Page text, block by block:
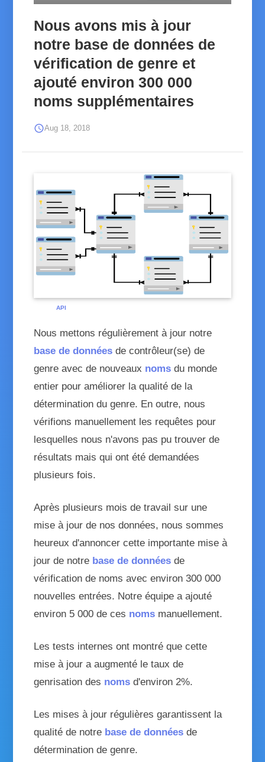
Nous avons mis à jour
notre base de données de
vérification de genre et
ajouté environ 300 000
noms supplémentaires
scheduleAug 18, 2018
GenderAPI
Nous mettons régulièrement à jour notre
base de données decontrôleur(se) de
genre avec de nouveaux noms du monde
entier pour améliorer la qualité de la
détermination du genre. En outre, nous
vérifions manuellement les requêtes pour
lesquelles nous n'avons pas pu trouver de
résultats mais qui ont été demandées
plusieurs fois.
Après plusieurs mois de travail sur une
mise à jour de nos données, nous sommes
heureux d'annoncer cette importante mise à
jour de notre base de données de
vérification de noms avec environ 300 000
nouvelles entrées. Notre équipe a ajouté
environ 5 000 de ces noms manuellement.
Les tests internes ont montré que cette
mise à jour a augmenté le taux de
genrisation des noms d'environ 2%.
Les mises à jour régulières garantissent la
qualité de notre base de données de
détermination de genre.